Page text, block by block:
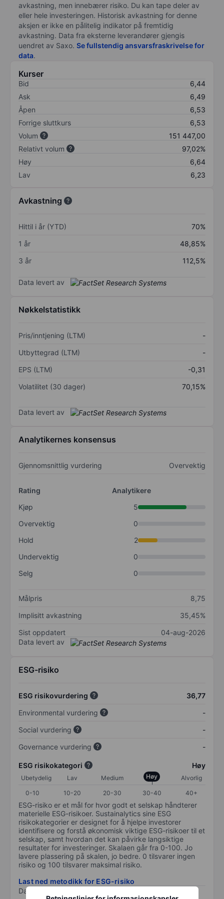
avkastning, men innebærer risiko. Du kan tape deler av
eller hele investeringen. Historisk avkastning for denne
aksjen er ikke en pålitelig indikator på fremtidig
avkastning. Data fra eksterne leverandører gjengis
uendret av Saxo. Se fullstendig ansvarsfraskrivelse for
data.
Kurser
Bid
6,44
Ask
6,49
Åpen
6,53
Forrige sluttkurs
6,53
Volum
151 447,00
Relativt volum
97,02%
Høy
6,64
Lav
6,23
Avkastning
Hittil i år (YTD)
70%
1 år
48,85%
3 år
112,5%
Data levert av
Nøkkelstatistikk
Pris/inntjening (LTM)
-
Utbyttegrad (LTM)
-
EPS (LTM)
-0,31
Volatilitet (30 dager)
70,15%
Data levert av
Analytikernes konsensus
Gjennomsnittlig vurdering Overvektig
Rating
Analytikere
Kjøp
5
Overvektig
0
Hold
2
Undervektig
0
Selg
0
Målpris
8,75
Implisitt avkastning
35,45%
Sist oppdatert
04-aug-2026
Data levert av
ESG-risiko
ESG risikovurdering
36,77
Environmental vurdering
-
Social vurdering
-
Governance vurdering
-
ESG risikokategori Høy
Ubetydelig Lav Medium Høy
Alvorlig
0-10
10-20 20-30 30-40 40+
ESG-risiko er et mål for hvor godt et selskap håndterer
materielle ESG-risikoer. Sustainalytics sine ESG
risikokategorier er designet for å hjelpe investorer
identifisere og forstå økonomisk viktige ESG-risikoer til et
selskap, samt hvordan det kan påvirke langsiktige
resultater for investeringer. Skalaen går fra 0-100. Jo
lavere plassering på skalen, jo bedre. 0 tilsvarer ingen
risiko og 100 tilsvarer maksimal risiko.
Last ned metodikk for ESG-risiko
Data levert av